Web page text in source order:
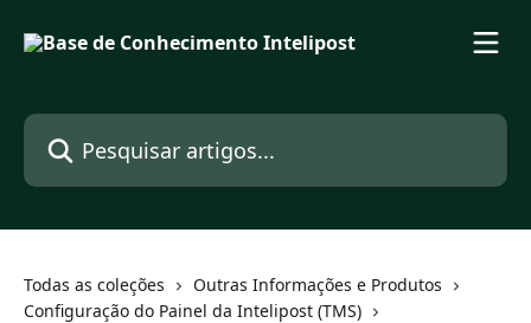
Pesquisar artigos...
Todas as coleções
Outras Informações e Produtos
Configuração do Painel da Intelipost (TMS)